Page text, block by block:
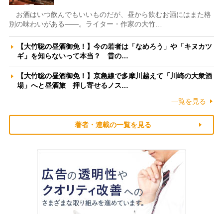
お酒はいつ飲んでもいいものだが、昼から飲むお酒にはまた格
別の味わいがある――。ライター・作家の大竹…
【大竹聡の昼酒御免！】今の若者は「なめろう」や「キヌカツ
ギ」を知らないって本当？ 昔の…
【大竹聡の昼酒御免！】京急線で多摩川越えて「川崎の大衆酒
場」へと昼酒旅 押し寄せるノス…
一覧を見る
著者・連載の一覧を見る